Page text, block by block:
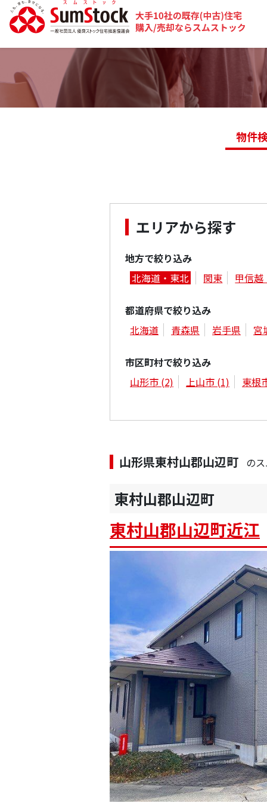
物件
エリアから探す
地方で絞り込み
北海道・東北
関東 甲信越
都道府県で絞り込み
北海道
青森県 岩手県 宮
市区町村で絞り込み
山形市 (2) 上山市 (1) 東根
山形県東村山郡山辺町 の
東村山郡山辺町
東村山郡山辺町近江